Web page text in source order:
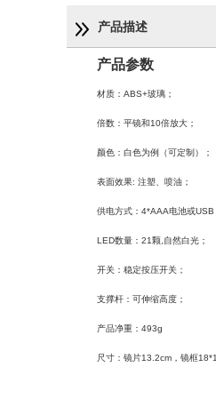
产品描述
产品参数
材质：ABS+玻璃；
倍数：平镜和10倍放大；
颜色：白色为例（可定制）；
表面效果: 注塑、喷油；
供电方式：4*AAA电池或USB
LED数量：21颗,自然白光；
开关：稳定按压开关；
支撑杆：可伸缩高度；
产品净重：493g
尺寸：镜片13.2cm，镜框